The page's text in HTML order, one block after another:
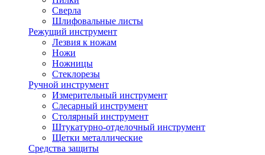
Сверла
Шлифовальные листы
Режущий инструмент
Лезвия к ножам
Ножи
Ножницы
Стеклорезы
Ручной инструмент
Измерительный инструмент
Слесарный инструмент
Столярный инструмент
Штукатурно-отделочный инструмент
Щетки металлические
Средства защиты